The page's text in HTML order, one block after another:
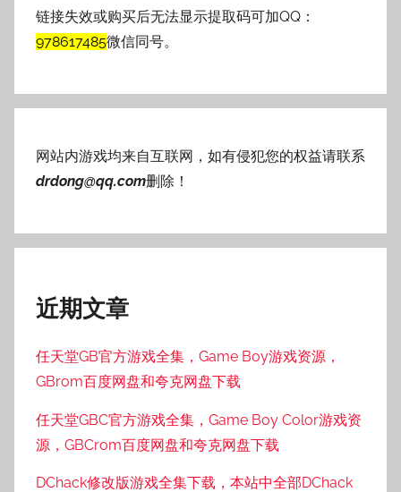
链接失效或购买后无法显示提取码可加QQ：
978617485微信同号。
网站内游戏均来自互联网，如有侵犯您的权益请联系
drdong@qq.com删除！
近期文章
任天堂GB官方游戏全集，Game Boy游戏资源，
GBrom百度网盘和夸克网盘下载
任天堂GBC官方游戏全集，Game Boy Color游戏资
源，GBCrom百度网盘和夸克网盘下载
DChack修改版游戏全集下载，本站中全部DChack